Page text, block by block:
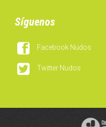
Síguenos
 Facebook Nudos
 Twitter Nudos